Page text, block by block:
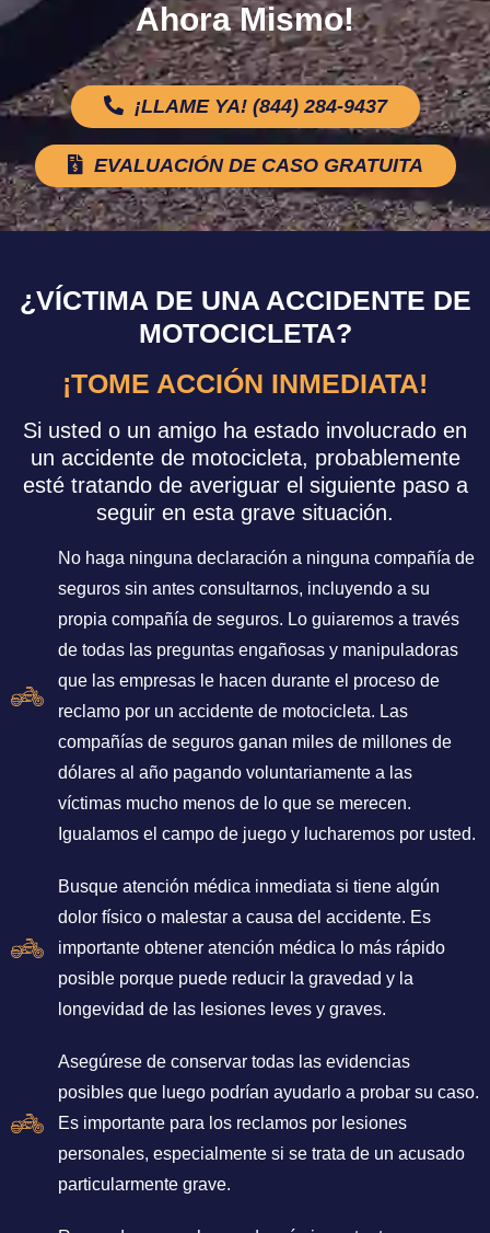
Ahora Mismo!
¡LLAME YA! (844) 284-9437
EVALUACIÓN DE CASO GRATUITA
¿VÍCTIMA DE UNA ACCIDENTE DE
MOTOCICLETA?
¡TOME ACCIÓN INMEDIATA!
Si usted o un amigo ha estado involucrado en
un accidente de motocicleta, probablemente
esté tratando de averiguar el siguiente paso a
seguir en esta grave situación.
No haga ninguna declaración a ninguna compañía de
seguros sin antes consultarnos, incluyendo a su
propia compañía de seguros. Lo guiaremos a través
de todas las preguntas engañosas y manipuladoras
que las empresas le hacen durante el proceso de
reclamo por un accidente de motocicleta. Las
compañías de seguros ganan miles de millones de
dólares al año pagando voluntariamente a las
víctimas mucho menos de lo que se merecen.
Igualamos el campo de juego y lucharemos por usted.
Busque atención médica inmediata si tiene algún
dolor físico o malestar a causa del accidente. Es
importante obtener atención médica lo más rápido
posible porque puede reducir la gravedad y la
longevidad de las lesiones leves y graves.
Asegúrese de conservar todas las evidencias
posibles que luego podrían ayudarlo a probar su caso.
Es importante para los reclamos por lesiones
personales, especialmente si se trata de un acusado
particularmente grave.